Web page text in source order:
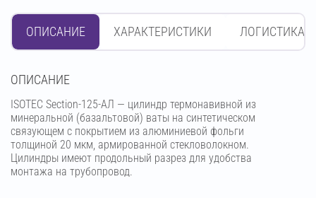
ОПИСАНИЕ ХАРАКТЕРИСТИКИ ЛОГИСТИКА
OПИСАНИЕ
ISOTEC Section-125-АЛ — цилиндр термонавивной из
минеральной (базальтовой) ваты на синтетическом
связующем с покрытием из алюминиевой фольги
толщиной 20 мкм, армированной стекловолокном.
Цилиндры имеют продольный разрез для удобства
монтажа на трубопровод.